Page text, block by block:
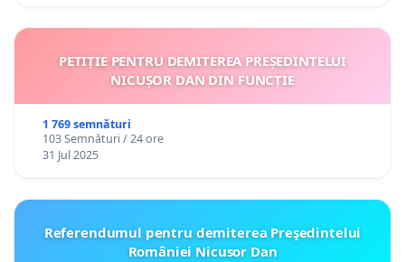
PETIȚIE PENTRU DEMITEREA PREȘEDINTELUI
NICUȘOR DAN DIN FUNCȚIE
1 769 semnături
103 Semnături / 24 ore
31 Jul 2025
Referendumul pentru demiterea Preşedintelui
României Nicusor Dan